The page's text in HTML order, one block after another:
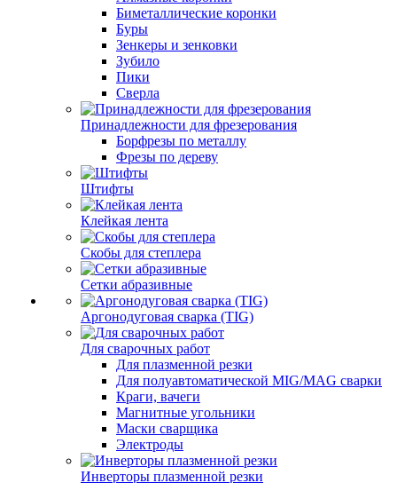
Биметаллические коронки
Буры
Зенкеры и зенковки
Зубило
Пики
Сверла
Принадлежности для фрезерования
Борфрезы по металлу
Фрезы по дереву
Штифты
Клейкая лента
Скобы для степлера
Сетки абразивные
Аргонодуговая сварка (TIG)
Для сварочных работ
Для плазменной резки
Для полуавтоматической MIG/MAG сварки
Краги, вачеги
Магнитные угольники
Маски сварщика
Электроды
Инверторы плазменной резки